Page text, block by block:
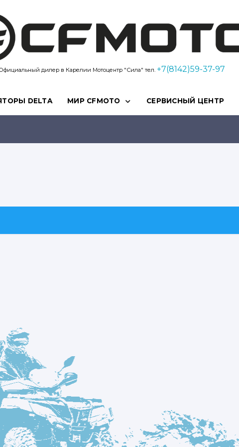
дилер в Карелии Мотоцентр "Сила" тел. +7(8142)59-37-97
DELTA МИР CFMOTO СЕРВИСНЫЙ ЦЕНТР